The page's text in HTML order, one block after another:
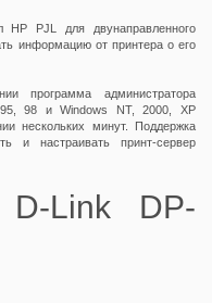
HP PJL для двунаправленного
информацию от принтера о его
программа администратора
95, 98 и Windows NT, 2000, XP
нескольких минут. Поддержка
и настраивать принт-сервер
D-Link DP-